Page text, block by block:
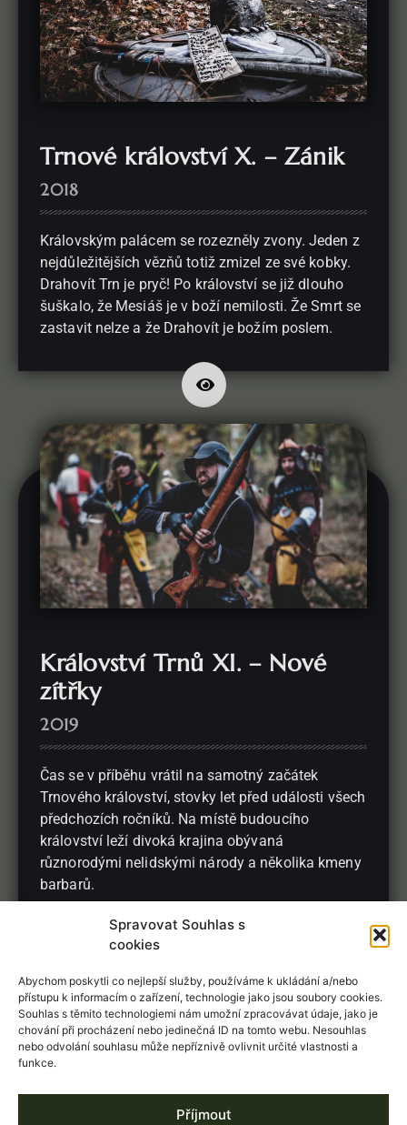
Spravovat Souhlas s
cookies
Abychom poskytli co nejlepší služby, používáme k ukládání a/nebo
přístupu k informacím o zařízení, technologie jako jsou soubory cookies.
Souhlas s těmito technologiemi nám umožní zpracovávat údaje, jako je
chování při procházení nebo jedinečná ID na tomto webu. Nesouhlas
nebo odvolání souhlasu může nepříznivě ovlivnit určité vlastnosti a
funkce.
Příjmout
Trnové království X. – Zánik
2018
Královským palácem se rozezněly zvony. Jeden z
nejdůležitějších vězňů totiž zmizel ze své kobky.
Drahovít Trn je pryč! Po království se již dlouho
šuškalo, že Mesiáš je v boží nemilosti. Že Smrt se
zastavit nelze a že Drahovít je božím poslem.
Království Trnů XI. – Nové
zítřky
2019
Čas se v příběhu vrátil na samotný začátek
Trnového království, stovky let před události všech
předchozích ročníků. Na místě budoucího
království leží divoká krajina obývaná
různorodými nelidskými národy a několika kmeny
barbarů.
© Stanislav Čihák
stanislav.cihak@gmail.com